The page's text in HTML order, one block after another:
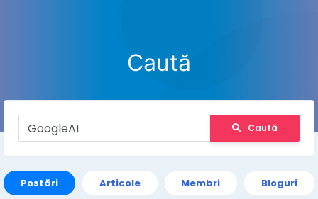
Caută
Caută
Postări Articole Membri Bloguri